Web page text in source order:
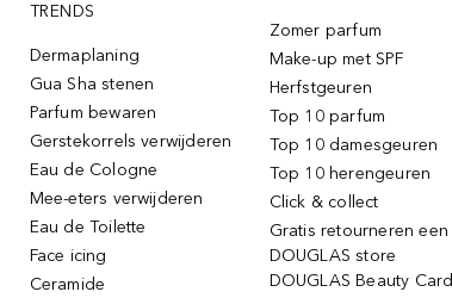
TRENDS
Dermaplaning
Gua Sha stenen
Parfum bewaren
Gerstekorrels verwijderen
Eau de Cologne
Mee-eters verwijderen
Eau de Toilette
Face icing
Ceramide
Zomer parfum
Make-up met SPF
Herfstgeuren
Top 10 parfum
Top 10 damesgeuren
Top 10 herengeuren
Click & collect
Gratis retourneren een
DOUGLAS store
DOUGLAS Beauty Card